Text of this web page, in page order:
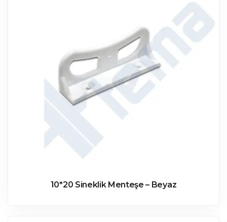
10*20 Sineklik Menteşe – Beyaz